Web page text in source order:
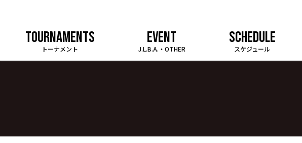
TOURNAMENTS
トーナメント
EVENT
J.L.B.A.・OTHER
SCHEDULE
スケジュール